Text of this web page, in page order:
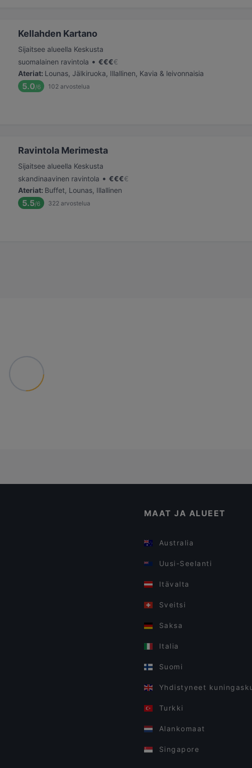
Kellahden Kartano
Sijaitsee alueella Keskusta
suomalainen ravintola • €€€€
Ateriat: Lounas, Jälkiruoka, Illallinen, Kavia & leivonnaisia
5.0/6 102 arvostelua
Ravintola Merimesta
Sijaitsee alueella Keskusta
skandinaavinen ravintola • €€€€
Ateriat: Buffet, Lounas, Illallinen
5.5/6 322 arvostelua
MAAT JA ALUEET
Australia
Uusi-Seelanti
Itävalta
Sveitsi
Saksa
Italia
Suomi
Yhdistyneet
Turkki
Alankomaat
Singapore